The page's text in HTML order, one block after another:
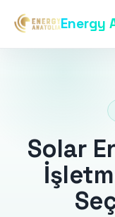
Energy
Solar